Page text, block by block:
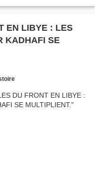
EN LIBYE : LES
KADHAFI SE